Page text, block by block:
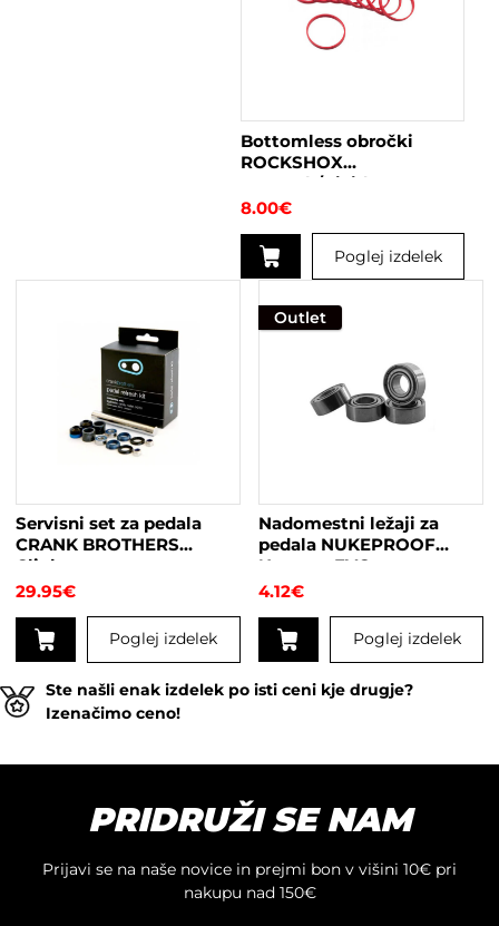
Bottomless obročki
ROCKSHOX
Monarch/Vivid
8.00€
Poglej izdelek
Outlet
Nadomestni ležaji za
pedala NUKEPROOF
Neutron EVO
4.12€
Poglej izdelek
Servisni set za pedala
CRANK BROTHERS
Clipless
29.95€
Poglej izdelek
Ste našli enak izdelek po isti ceni kje drugje?
Izenačimo ceno!
PRIDRUŽI SE NAM
Prijavi se na naše novice in prejmi bon v višini 10€ pri
nakupu nad 150€